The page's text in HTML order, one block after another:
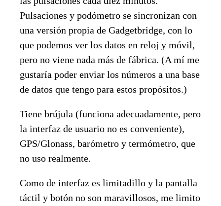
Pulsaciones y podómetro se sincronizan con
una versión propia de Gadgetbridge, con lo
que podemos ver los datos en reloj y móvil,
pero no viene nada más de fábrica. (A mí me
gustaría poder enviar los números a una base
de datos que tengo para estos propósitos.)
Tiene brújula (funciona adecuadamente, pero
la interfaz de usuario no es conveniente),
GPS/Glonass, barómetro y termómetro, que
no uso realmente.
Como de interfaz es limitadillo y la pantalla
táctil y botón no son maravillosos, me limito